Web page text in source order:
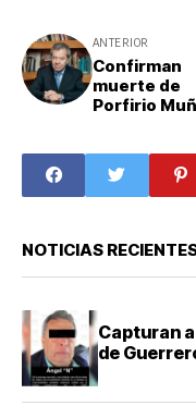
ANTERIOR
Confirman
muerte de
Porfirio
NOTICIAS
Capturan
de